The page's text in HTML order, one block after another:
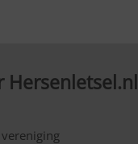
Hersenletsel.nl
vereniging